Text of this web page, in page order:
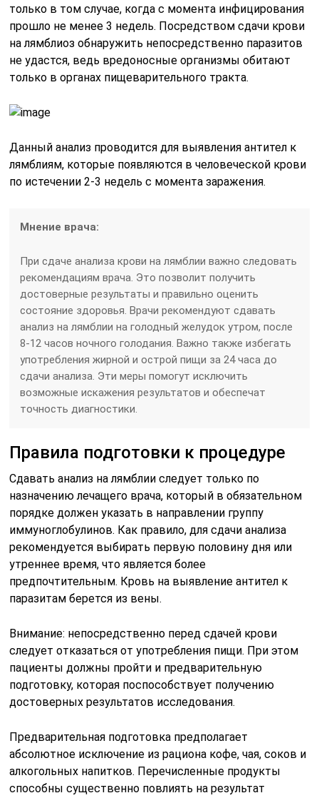
только в том случае, когда с момента инфицирования
прошло не менее 3 недель. Посредством сдачи крови
на лямблиоз обнаружить непосредственно паразитов
не удастся, ведь вредоносные организмы обитают
только в органах пищеварительного тракта.
Данный анализ проводится для выявления антител к
лямблиям, которые появляются в человеческой крови
по истечении 2-3 недель с момента заражения.
Мнение врача:
При сдаче анализа крови на лямблии важно следовать
рекомендациям врача. Это позволит получить
достоверные результаты и правильно оценить
состояние здоровья. Врачи рекомендуют сдавать
анализ на лямблии на голодный желудок утром, после
8-12 часов ночного голодания. Важно также избегать
употребления жирной и острой пищи за 24 часа до
сдачи анализа. Эти меры помогут исключить
возможные искажения результатов и обеспечат
точность диагностики.
Правила подготовки к процедуре
Сдавать анализ на лямблии следует только по
назначению лечащего врача, который в обязательном
порядке должен указать в направлении группу
иммуноглобулинов. Как правило, для сдачи анализа
рекомендуется выбирать первую половину дня или
утреннее время, что является более
предпочтительным. Кровь на выявление антител к
паразитам берется из вены.
Внимание: непосредственно перед сдачей крови
следует отказаться от употребления пищи. При этом
пациенты должны пройти и предварительную
подготовку, которая поспособствует получению
достоверных результатов исследования.
Предварительная подготовка предполагает
абсолютное исключение из рациона кофе, чая, соков и
алкогольных напитков. Перечисленные продукты
способны существенно повлиять на результат